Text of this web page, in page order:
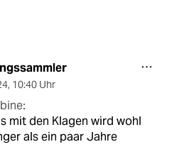
, 10:40 Uhr
mit den Klagen wird wohl
als ein paar Jahre